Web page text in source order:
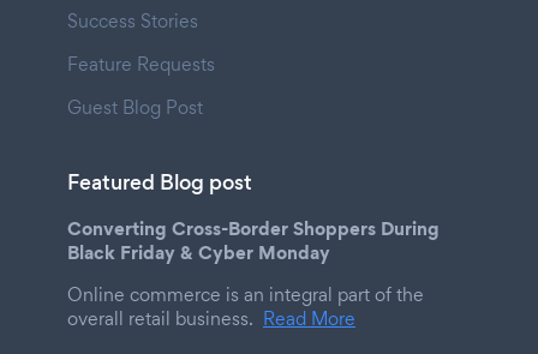
Success Stories
Feature Requests
Guest Blog Post
Featured Blog post
Converting Cross-Border Shoppers During
Black Friday & Cyber Monday
Online commerce is an integral part of the
overall retail business. Read More